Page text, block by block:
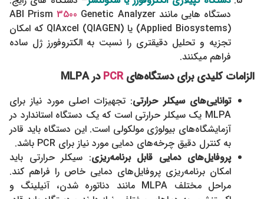
دستگاه هایی مانند ABI Prism
3500 Genetic Analyzer
(Applied Biosystems) یا QIAxcel (QIAGEN) که امکان
تجزیه و تحلیل دقیقتری را نسبت به الکتروفورز ژل ساده
فراهم میکنند.
الزامات کلیدی برای دستگاه‌هایPCR درMLPA
توانایی‌های سیکلر حرارتی: تجهیزات اصلی مورد نیاز برای
MLPA یک سیکلر حرارتی است که یک دستگاه استاندارد در
آزمایشگاه‌های بیولوژی مولکولی است. این دستگاه باید قادر
به کنترل دقیق چرخه‌های دمایی مورد نیاز برای PCR باشد.
پروفایل‌های دمایی قابل برنامه‌ریزی: سیکلر حرارتی باید
امکان برنامه‌ریزی پروفایل‌های دمایی خاص را فراهم کند.
مراحل مختلف MLPA مانند دناتوره شدن، آنیلینگ و